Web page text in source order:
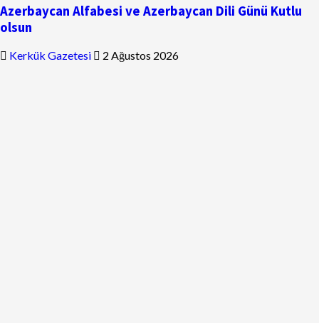
Azerbaycan Alfabesi ve Azerbaycan Dili Günü Kutlu
olsun
Kerkük Gazetesi 2 Ağustos 2026